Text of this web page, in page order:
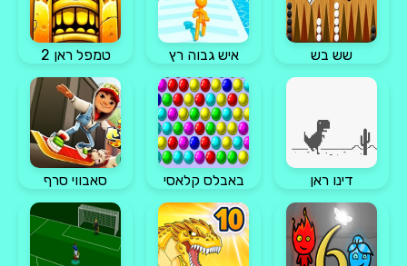
שש בש איש גבוה רץ טמפל ראן 2
דינו ראן באבלס קלאסי סאבווי סרף